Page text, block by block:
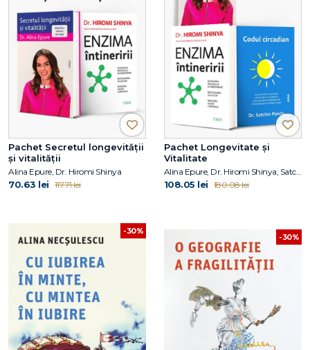
Pachet Secretul longevității
și vitalității
Alina Epure, Dr. Hiromi Shinya
70.63 lei 117.71 lei
Pachet Longevitate și
Vitalitate
Alina Epure, Dr. Hiromi Shinya, Satchin Panda
108.05 lei 180.08 lei
-30%
-30%